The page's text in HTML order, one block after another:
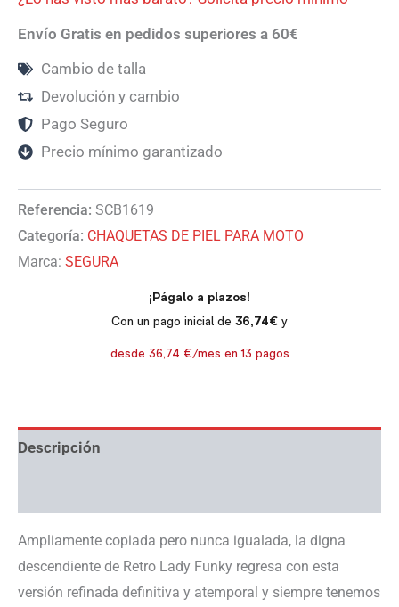
Envío Gratis en pedidos superiores a 60€
Cambio de talla
Devolución y cambio
Pago Seguro
Precio mínimo garantizado
Referencia: SCB1619
Categoría: CHAQUETAS DE PIEL PARA MOTO
Marca: SEGURA
Descripción
Ampliamente copiada pero nunca igualada, la digna
descendiente de Retro Lady Funky regresa con esta
versión refinada definitiva y atemporal y siempre tenemos